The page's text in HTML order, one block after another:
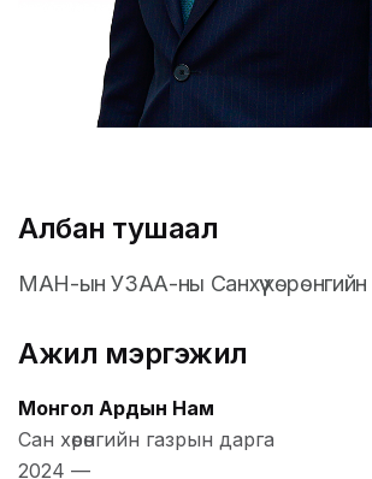
Албан тушаал
МАН-ын УЗАА-ны Санхүү хөрөнгийн
Ажил мэргэжил
Монгол Ардын Нам
Сан хөрөнгийн газрын дарга
2024 —